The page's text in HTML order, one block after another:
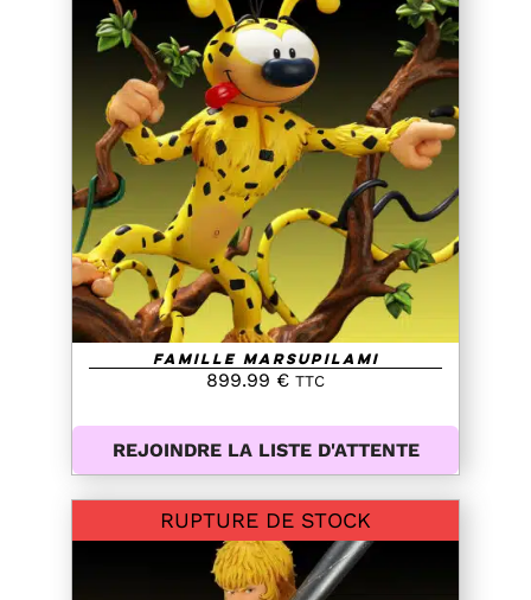
DETAILS
Famille Marsupilami
899.99 € TTC
REJOINDRE LA LISTE D'ATTENTE
RUPTURE DE STOCK